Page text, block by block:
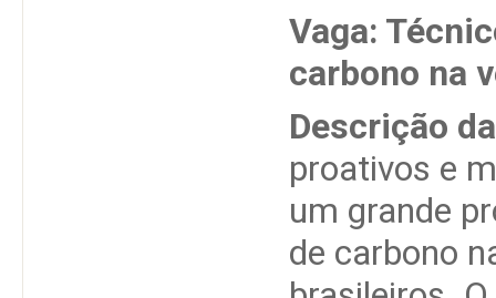
Vaga:
carbono na
Descrição
proativos e
um grande
de carbono